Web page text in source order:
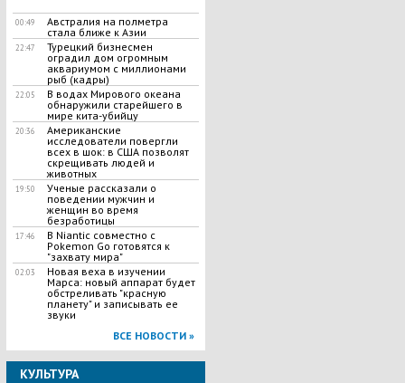
00:49
Австралия на полметра
стала ближе к Азии
22:47
Турецкий бизнесмен
оградил дом огромным
аквариумом с миллионами
рыб (кадры)
22:05
В водах Мирового океана
обнаружили старейшего в
мире кита-убийцу
20:36
Американские
исследователи повергли
всех в шок: в США позволят
скрещивать людей и
животных
19:50
Ученые рассказали о
поведении мужчин и
женщин во время
безработицы
17:46
В Niantic совместно с
Pokemon Go готовятся к
"захвату мира"
02:03
Новая веха в изучении
Марса: новый аппарат будет
обстреливать "красную
планету" и записывать ее
звуки
ВСЕ НОВОСТИ »
КУЛЬТУРА